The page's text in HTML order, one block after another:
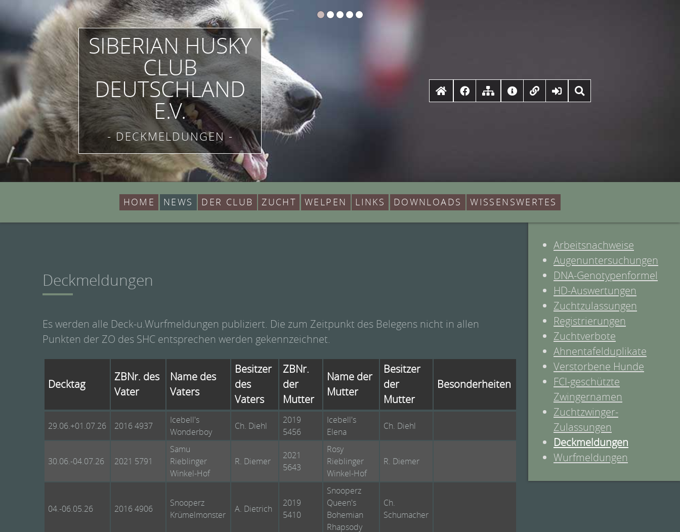
SIBERIAN HUSKY
CLUB
DEUTSCHLAND
E.V.
- DECKMELDUNGEN -
HOME NEWS DER CLUB ZUCHT WELPEN LINKS DOWNLOADS WISSENSWERTES
Arbeitsnachweise
Augenuntersuchungen
DNA-Genotypenformel
HD-Auswertungen
Zuchtzulassungen
Registrierungen
Zuchtverbote
Ahnentafelduplikate
Verstorbene Hunde
FCI-geschützte
Zwingernamen
Zuchtzwinger-
Zulassungen
Deckmeldungen
Wurfmeldungen
Deckmeldungen
Es werden alle Deck-u.Wurfmeldungen publiziert. Die zum Zeitpunkt des Belegens nicht in allen
Punkten der ZO des SHC entsprechen werden gekennzeichnet.
Decktag
ZBNr. des
Vater
Name des
Vaters
Besitzer
des
Vaters
ZBNr.
der
Mutter
Name der
Mutter
Besitzer
der
Mutter
Besonderheiten
29.06.+01.07.26 2016 4937
Icebell's
Wonderboy
Ch. Diehl
2019
5456
Icebell's
Elena
Ch. Diehl
30.06.-04.07.26 2021 5791
Samu
Rieblinger
Winkel-Hof
R. Diemer
2021
5643
Rosy
Rieblinger
Winkel-Hof
R. Diemer
04.-06.05.26 2016 4906
Snooperz
Krümelmonster
A. Dietrich
2019
5410
Snooperz
Queen's
Bohemian
Rhapsody
Ch.
Schumacher